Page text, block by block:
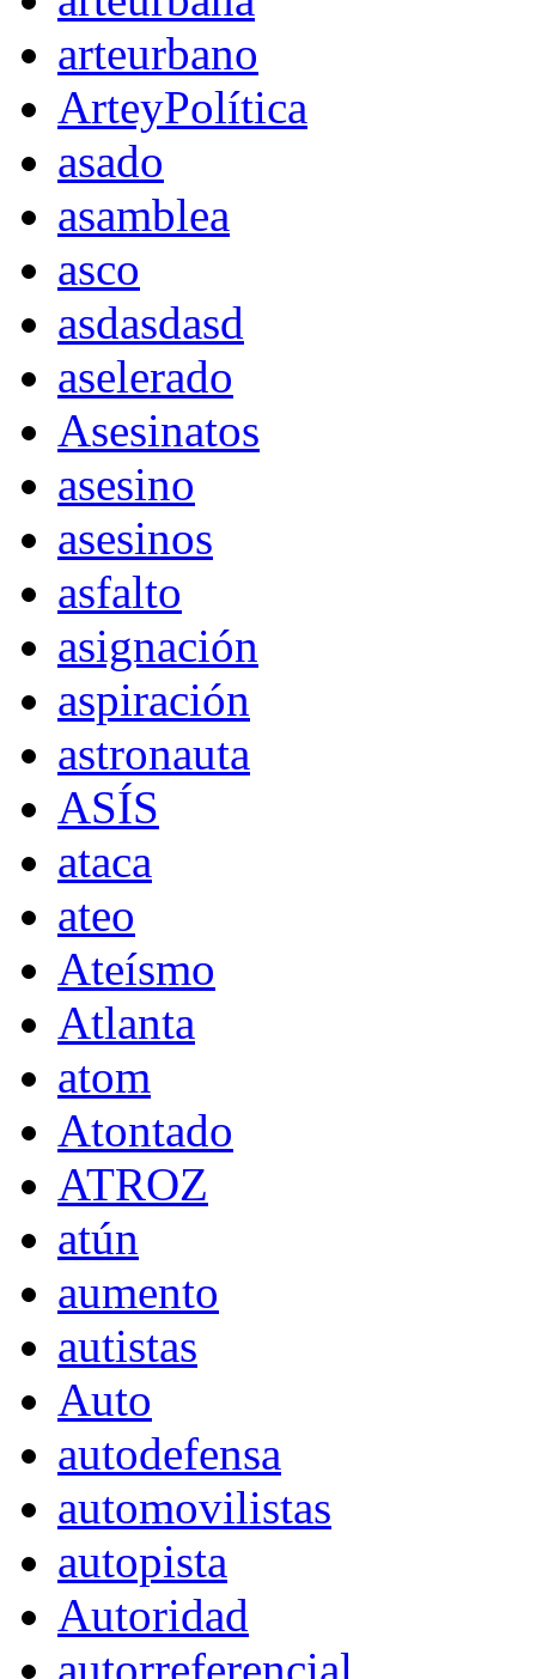
arteurbano
ArteyPolítica
asado
asamblea
asco
asdasdasd
aselerado
Asesinatos
asesino
asesinos
asfalto
asignación
aspiración
astronauta
ASÍS
ataca
ateo
Ateísmo
Atlanta
atom
Atontado
ATROZ
atún
aumento
autistas
Auto
autodefensa
automovilistas
autopista
Autoridad